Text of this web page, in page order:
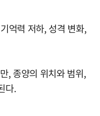
억력 저하, 성격 변화,
, 종양의 위치와 범위,
다.